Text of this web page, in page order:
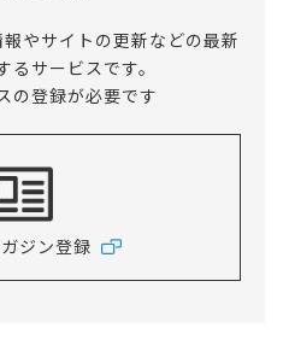
やサイトの更新などの最新
サービスです。
の登録が必要です
ジン登録